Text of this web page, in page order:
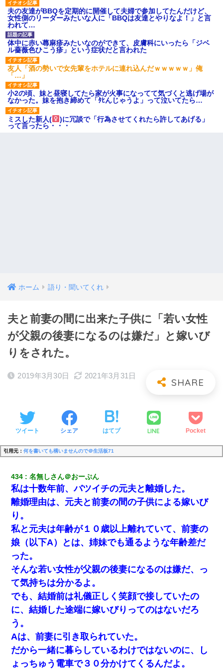
夫の友達がBBQを定期的に開催して夫婦で参加してたんだけど、
女性側のリーダーみたいな人に「BBQは友達とやりなよ！」と言
われて…
体中に赤い蕁麻疹みたいなのができて、皮膚科にいったら「ジベ
ル薔薇色ひこう疹」という症状だと言われた
友人「酒の勢いで女先輩をホテルに連れ込んだｗｗｗｗｗ」俺
「…」
小2の頃、妹と昼寝してたら家が火事になってて気づくと逃げ場が
なかった。妹を抱き締めて「ﾀﾋんじゃうよ」って泣いてたら…
ミスした新人(
)に冗談で「行為させてくれたら許してあげる」
って言ったら・・・
ホーム 語り・聞いてくれ
夫と前妻の間に出来た子供に「若い女性
が父親の後妻になるのは嫌だ」と嫁いび
りをされた。
2019年3月30日 2021年3月31日
ツイート シェア はてブ LINE Pocket
引用元： 何を書いても構いませんので＠生活板71
434 名無しさん＠おーぷん
私は十数年前、バツイチの元夫と離婚した。
離婚理由は、元夫と前妻の間の子供による嫁いび
り。
私と元夫は年齢が１０歳以上離れていて、前妻の
娘（以下A）とは、姉妹でも通るような年齢差だ
った。
そんな若い女性が父親の後妻になるのは嫌だ、っ
て気持ちは分かるよ。
でも、結婚前は礼儀正しく笑顔で接していたの
に、結婚した途端に嫁いびりってのはないだろ
う。
Aは、前妻に引き取られていた。
だから一緒に暮らしているわけではないのに、し
ょっちゅう電車で３０分かけてくるんだよ。